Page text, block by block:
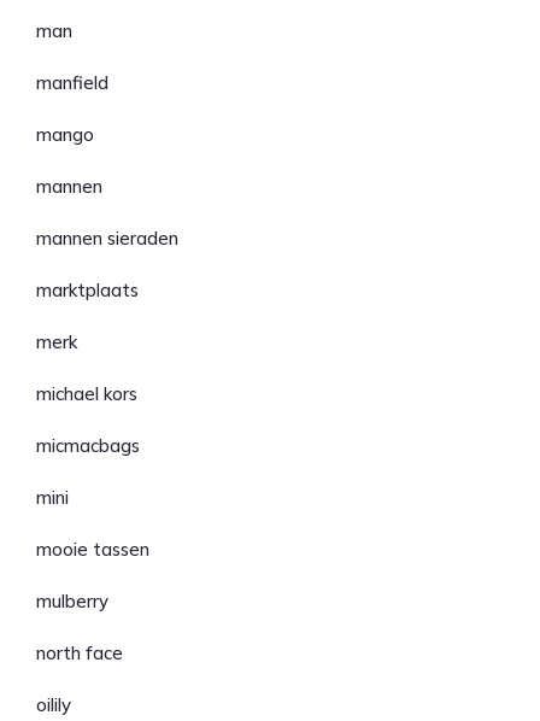
man
manfield
mango
mannen
mannen sieraden
marktplaats
merk
michael kors
micmacbags
mini
mooie tassen
mulberry
north face
oilily